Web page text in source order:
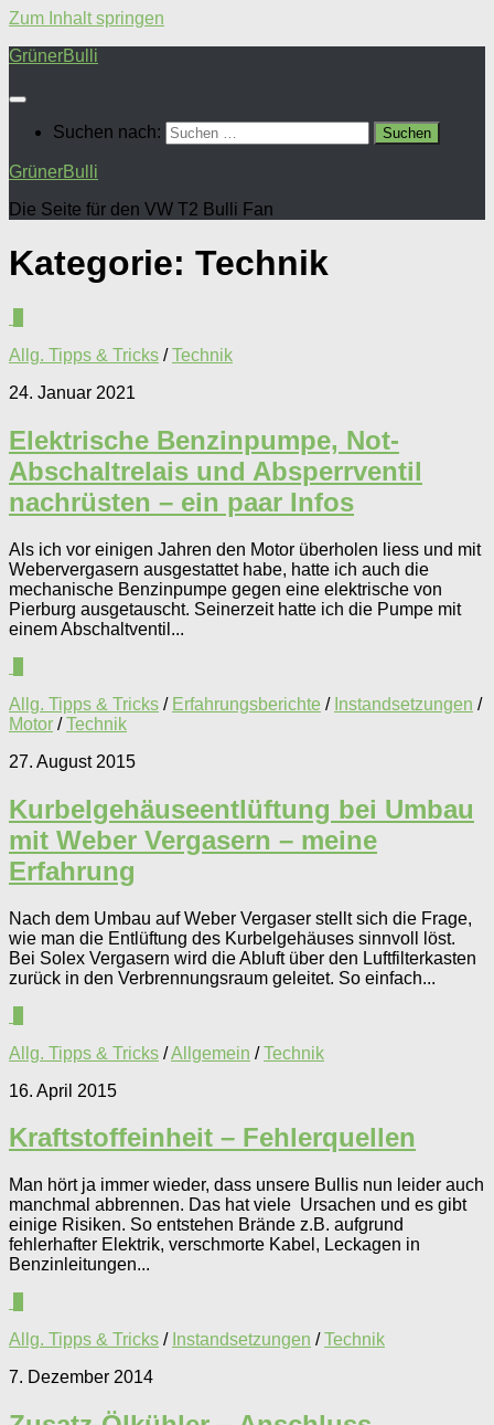
Zum Inhalt springen
GrünerBulli
Suchen nach:
GrünerBulli
Die Seite für den VW T2 Bulli Fan
Kategorie: Technik
Allg. Tipps & Tricks /Technik
24. Januar 2021
Elektrische Benzinpumpe, Not-
Abschaltrelais und Absperrventil
nachrüsten – ein paar Infos
Als ich vor einigen Jahren den Motor überholen liess und mit
Webervergasern ausgestattet habe, hatte ich auch die
mechanische Benzinpumpe gegen eine elektrische von
Pierburg ausgetauscht. Seinerzeit hatte ich die Pumpe mit
einem Abschaltventil...
Allg. Tipps & Tricks / Erfahrungsberichte / Instandsetzungen /
Motor /Technik
27. August 2015
Kurbelgehäuseentlüftung bei Umbau
mit Weber Vergasern – meine
Erfahrung
Nach dem Umbau auf Weber Vergaser stellt sich die Frage,
wie man die Entlüftung des Kurbelgehäuses sinnvoll löst.
Bei Solex Vergasern wird die Abluft über den Luftfilterkasten
zurück in den Verbrennungsraum geleitet. So einfach...
Allg. Tipps & Tricks /Allgemein /Technik
16. April 2015
Kraftstoffeinheit – Fehlerquellen
Man hört ja immer wieder, dass unsere Bullis nun leider auch
manchmal abbrennen. Das hat viele Ursachen und es gibt
einige Risiken. So entstehen Brände z.B. aufgrund
fehlerhafter Elektrik, verschmorte Kabel, Leckagen in
Benzinleitungen...
Allg. Tipps & Tricks / Instandsetzungen /Technik
7. Dezember 2014